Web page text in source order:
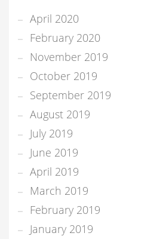
April 2020
February 2020
November 2019
October 2019
September 2019
August 2019
July 2019
June 2019
April 2019
March 2019
February 2019
January 2019